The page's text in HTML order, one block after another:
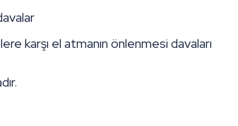
karşı el atmanın önlenmesi davaları